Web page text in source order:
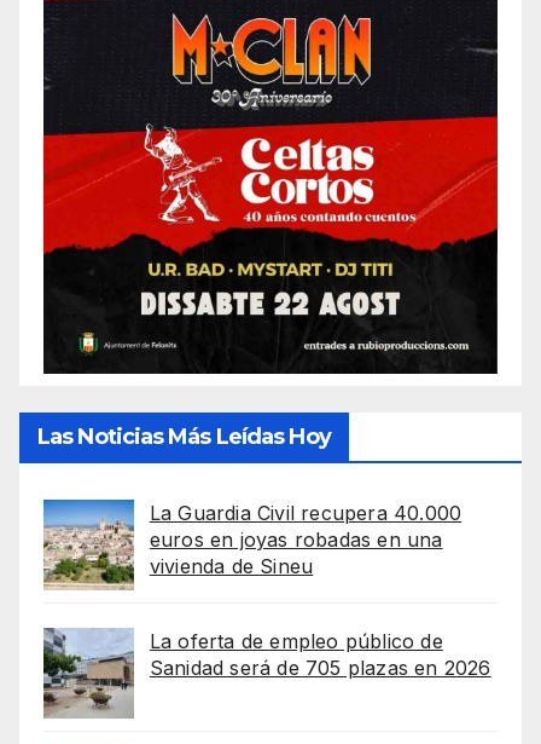
Las Noticias Más Leídas Hoy
La Guardia Civil recupera 40.000
euros en joyas robadas en una
vivienda de Sineu
La oferta de empleo público de
Sanidad será de 705 plazas en 2026